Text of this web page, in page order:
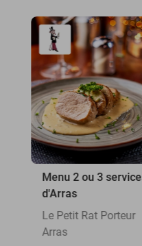
Menu 2 ou 3
d'Arras
Le Petit Rat Porteur
Arras